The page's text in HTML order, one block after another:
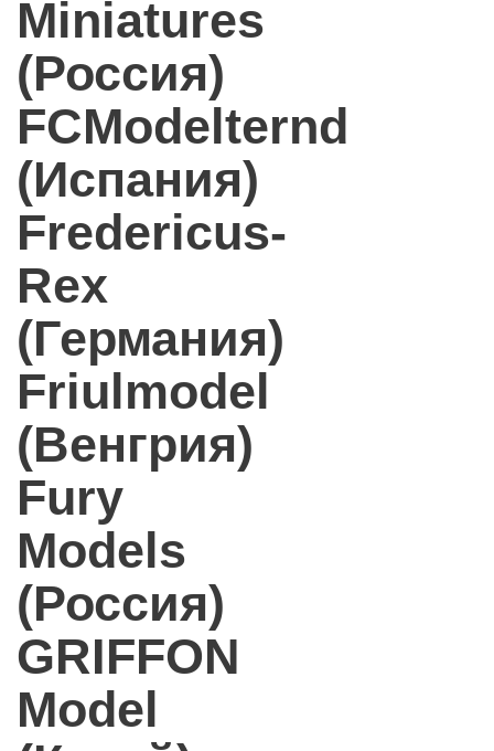
Miniatures
(Россия)
FCModelternd
(Испания)
Fredericus-
Rex
(Германия)
Friulmodel
(Венгрия)
Fury
Models
(Россия)
GRIFFON
Model